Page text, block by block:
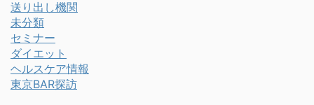
送り出し機関
未分類
セミナー
ダイエット
ヘルスケア情報
東京BAR探訪